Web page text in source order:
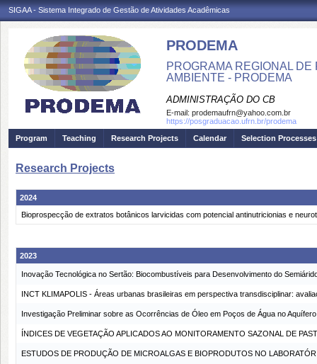
SIGAA - Sistema Integrado de Gestão de Atividades Acadêmicas
PRODEMA
PROGRAMA REGIONAL
AMBIENTE - PRODEMA
ADMINISTRAÇÃO DO CB
E-mail: prodemaufrn@yahoo.com.br
https://posgraduacao.ufrn.br/prodema
Program
Teaching Research Projects Calendar Selection Processes
Research Projects
2024
Bioprospecção de extratos botânicos larvicidas com potencial antinutricionias e
2023
Inovação Tecnológica no Sertão: Biocombustíveis para Desenvolvimento do
INCT KLIMAPOLIS - Áreas urbanas brasileiras em perspectiva transdisciplinar:
Investigação Preliminar sobre as Ocorrências de Óleo em Poços de Água no
ÍNDICES DE VEGETAÇÃO APLICADOS AO MONITORAMENTO SAZONAL DE
ESTUDOS DE PRODUÇÃO DE MICROALGAS E BIOPRODUTOS NO